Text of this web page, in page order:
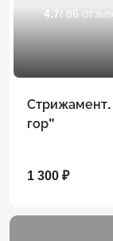
4.7/ 86
Стрижамент.
гор"
1 300 ₽